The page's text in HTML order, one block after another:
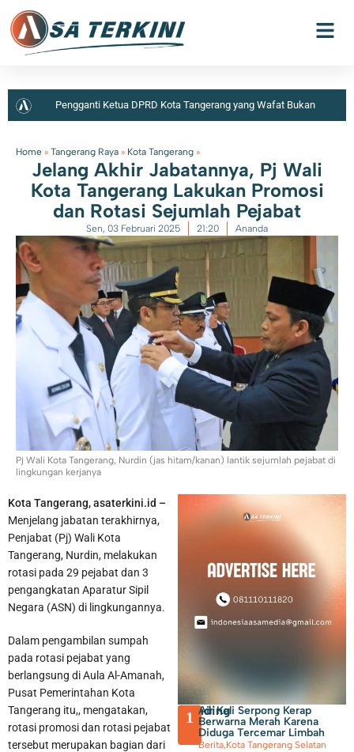
Pengganti Ketua DPRD Kota Tangerang yang Wafat Bukan
Wakapolres Metro Tangerang Kota
Home » Tangerang Raya » Kota Tangerang »
Jelang Akhir Jabatannya, Pj Wali
Kota Tangerang Lakukan Promosi
dan Rotasi Sejumlah Pejabat
Sen, 03 Februari 2025 21:20 Ananda
Pj Wali Kota Tangerang, Nurdin (jas hitam/kanan) lantik sejumlah pejabat di
lingkungan kerjanya
Kota Tangerang, asaterkini.id –
Menjelang jabatan terakhirnya,
Penjabat (Pj) Wali Kota
Tangerang, Nurdin, melakukan
rotasi pada 29 pejabat dan 3
pengangkatan Aparatur Sipil
Negara (ASN) di lingkungannya.
Dalam pengambilan sumpah
pada rotasi pejabat yang
berlangsung di Aula Al-Amanah,
Pusat Pemerintahan Kota
Tangerang itu,, mengatakan,
rotasi promosi dan rotasi pejabat
tersebut merupakan bagian dari
Trending
1 Air Kali Serpong Kerap
Berwarna Merah Karena
Diduga Tercemar Limbah
Berita,Kota Tangerang Selatan